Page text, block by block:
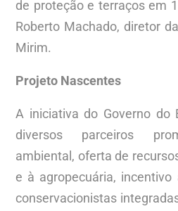
de proteção e terraços em
Roberto Machado, diretor
Mirim.
Projeto Nascentes
A iniciativa do Governo do
diversos parceiros
ambiental, oferta de
e à agropecuária,
conservacionistas